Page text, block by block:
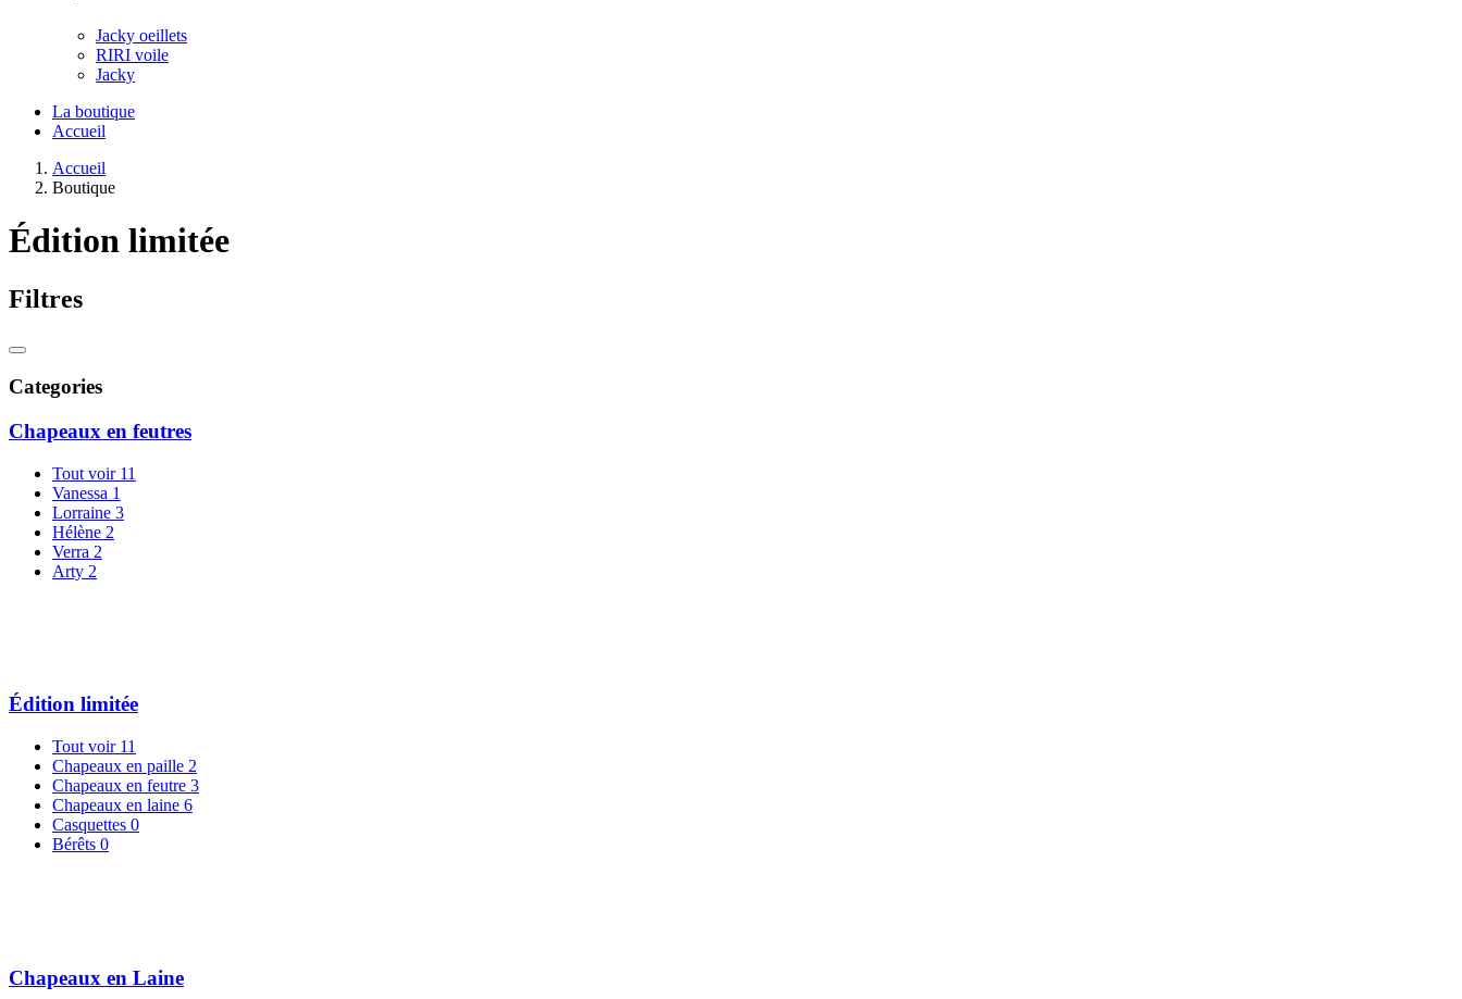
Jacky oeillets
RIRI voile
Jacky
La boutique
Accueil
Accueil
Boutique
Édition limitée
Filtres
Categories
Chapeaux en feutres
Tout voir 11
Vanessa 1
Lorraine 3
Hélène 2
Verra 2
Arty 2
Édition limitée
Tout voir 11
Chapeaux en paille 2
Chapeaux en feutre 3
Chapeaux en laine 6
Casquettes 0
Bérêts 0
Chapeaux en Laine